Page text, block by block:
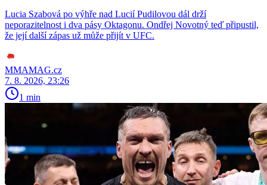
Lucia Szabová po výhře nad Lucií Pudilovou dál drží
neporazitelnost i dva pásy Oktagonu. Ondřej Novotný teď připustil,
že její další zápas už může přijít v UFC.
MMAMAG.cz
7. 8. 2026, 23:26
1 min